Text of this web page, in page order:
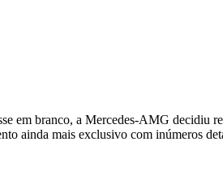
em branco, a Mercedes-AMG
ainda mais exclusivo com inúmeros